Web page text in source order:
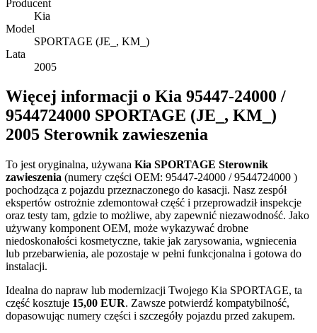
Producent
Kia
Model
SPORTAGE (JE_, KM_)
Lata
2005
Więcej informacji o Kia 95447-24000 /
9544724000 SPORTAGE (JE_, KM_)
2005 Sterownik zawieszenia
To jest oryginalna, używana Kia SPORTAGE Sterownik
zawieszenia (numery części OEM: 95447-24000 / 9544724000 )
pochodząca z pojazdu przeznaczonego do kasacji. Nasz zespół
ekspertów ostrożnie zdemontował część i przeprowadził inspekcje
oraz testy tam, gdzie to możliwe, aby zapewnić niezawodność. Jako
używany komponent OEM, może wykazywać drobne
niedoskonałości kosmetyczne, takie jak zarysowania, wgniecenia
lub przebarwienia, ale pozostaje w pełni funkcjonalna i gotowa do
instalacji.
Idealna do napraw lub modernizacji Twojego Kia SPORTAGE, ta
część kosztuje 15,00 EUR. Zawsze potwierdź kompatybilność,
dopasowując numery części i szczegóły pojazdu przed zakupem.